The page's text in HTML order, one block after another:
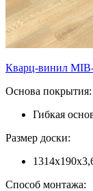
Кварц-винил
Основа покрытия:
Гибкая
Размер доски:
Способ монтажа: